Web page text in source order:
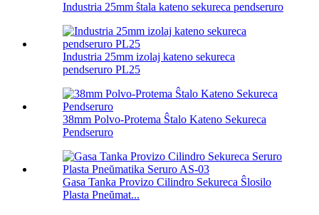
Industria 25mm ŝtala kateno sekureca pendseruro
Industria 25mm izolaj kateno sekureca
pendseruro PL25
38mm Polvo-Protema Ŝtalo Kateno Sekureca
Pendseruro
Gasa Tanka Provizo Cilindro Sekureca Ŝlosilo
Plasta Pneŭmat...